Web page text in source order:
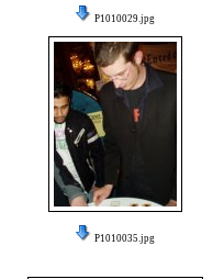
P1010029.jpg
P1010035.jpg